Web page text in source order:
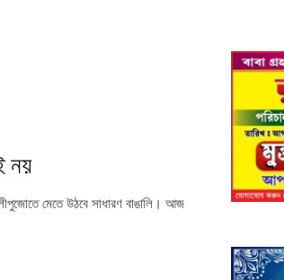
নয়
মেতে উঠবে সাধারণ বাঙালি। আজ